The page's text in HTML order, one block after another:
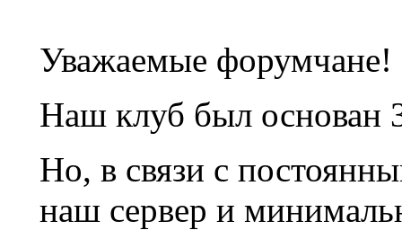
Уважаемые форумчане!
Наш клуб был основан
Но, в связи с
наш сервер и